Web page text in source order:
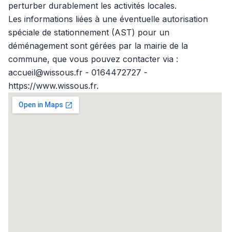
perturber durablement les activités locales.
Les informations liées à une éventuelle autorisation
spéciale de stationnement (AST) pour un
déménagement sont gérées par la mairie de la
commune, que vous pouvez contacter via :
accueil@wissous.fr - 0164472727 -
https://www.wissous.fr.